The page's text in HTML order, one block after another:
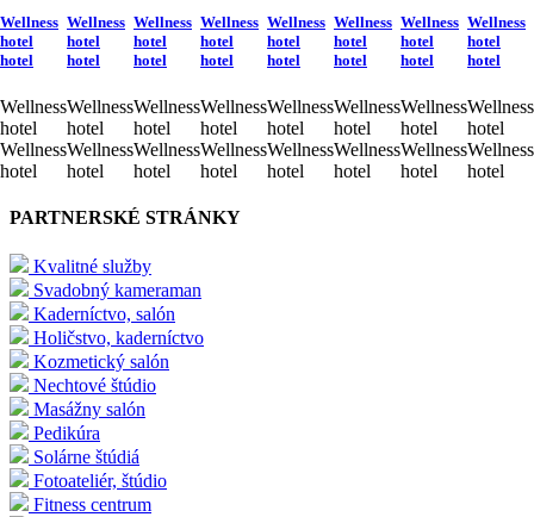
Wellness
hotel
hotel
Wellness
hotel
Wellness
hotel
Wellness
hotel
hotel
Wellness
hotel
Wellness
hotel
Wellness
hotel
hotel
Wellness
hotel
Wellness
hotel
Wellness
hotel
hotel
Wellness
hotel
Wellness
hotel
Wellness
hotel
hotel
Wellness
hotel
Wellness
hotel
Wellness
hotel
hotel
Wellness
hotel
Wellness
hotel
Wellness
hotel
hotel
Wellness
hotel
Wellness
hotel
Wellness
hotel
hotel
Wellness
hotel
Wellness
hotel
PARTNERSKÉ STRÁNKY
Kvalitné služby
Svadobný kameraman
Kaderníctvo, salón
Holičstvo, kaderníctvo
Kozmetický salón
Nechtové štúdio
Masážny salón
Pedikúra
Solárne štúdiá
Fotoateliér, štúdio
Fitness centrum